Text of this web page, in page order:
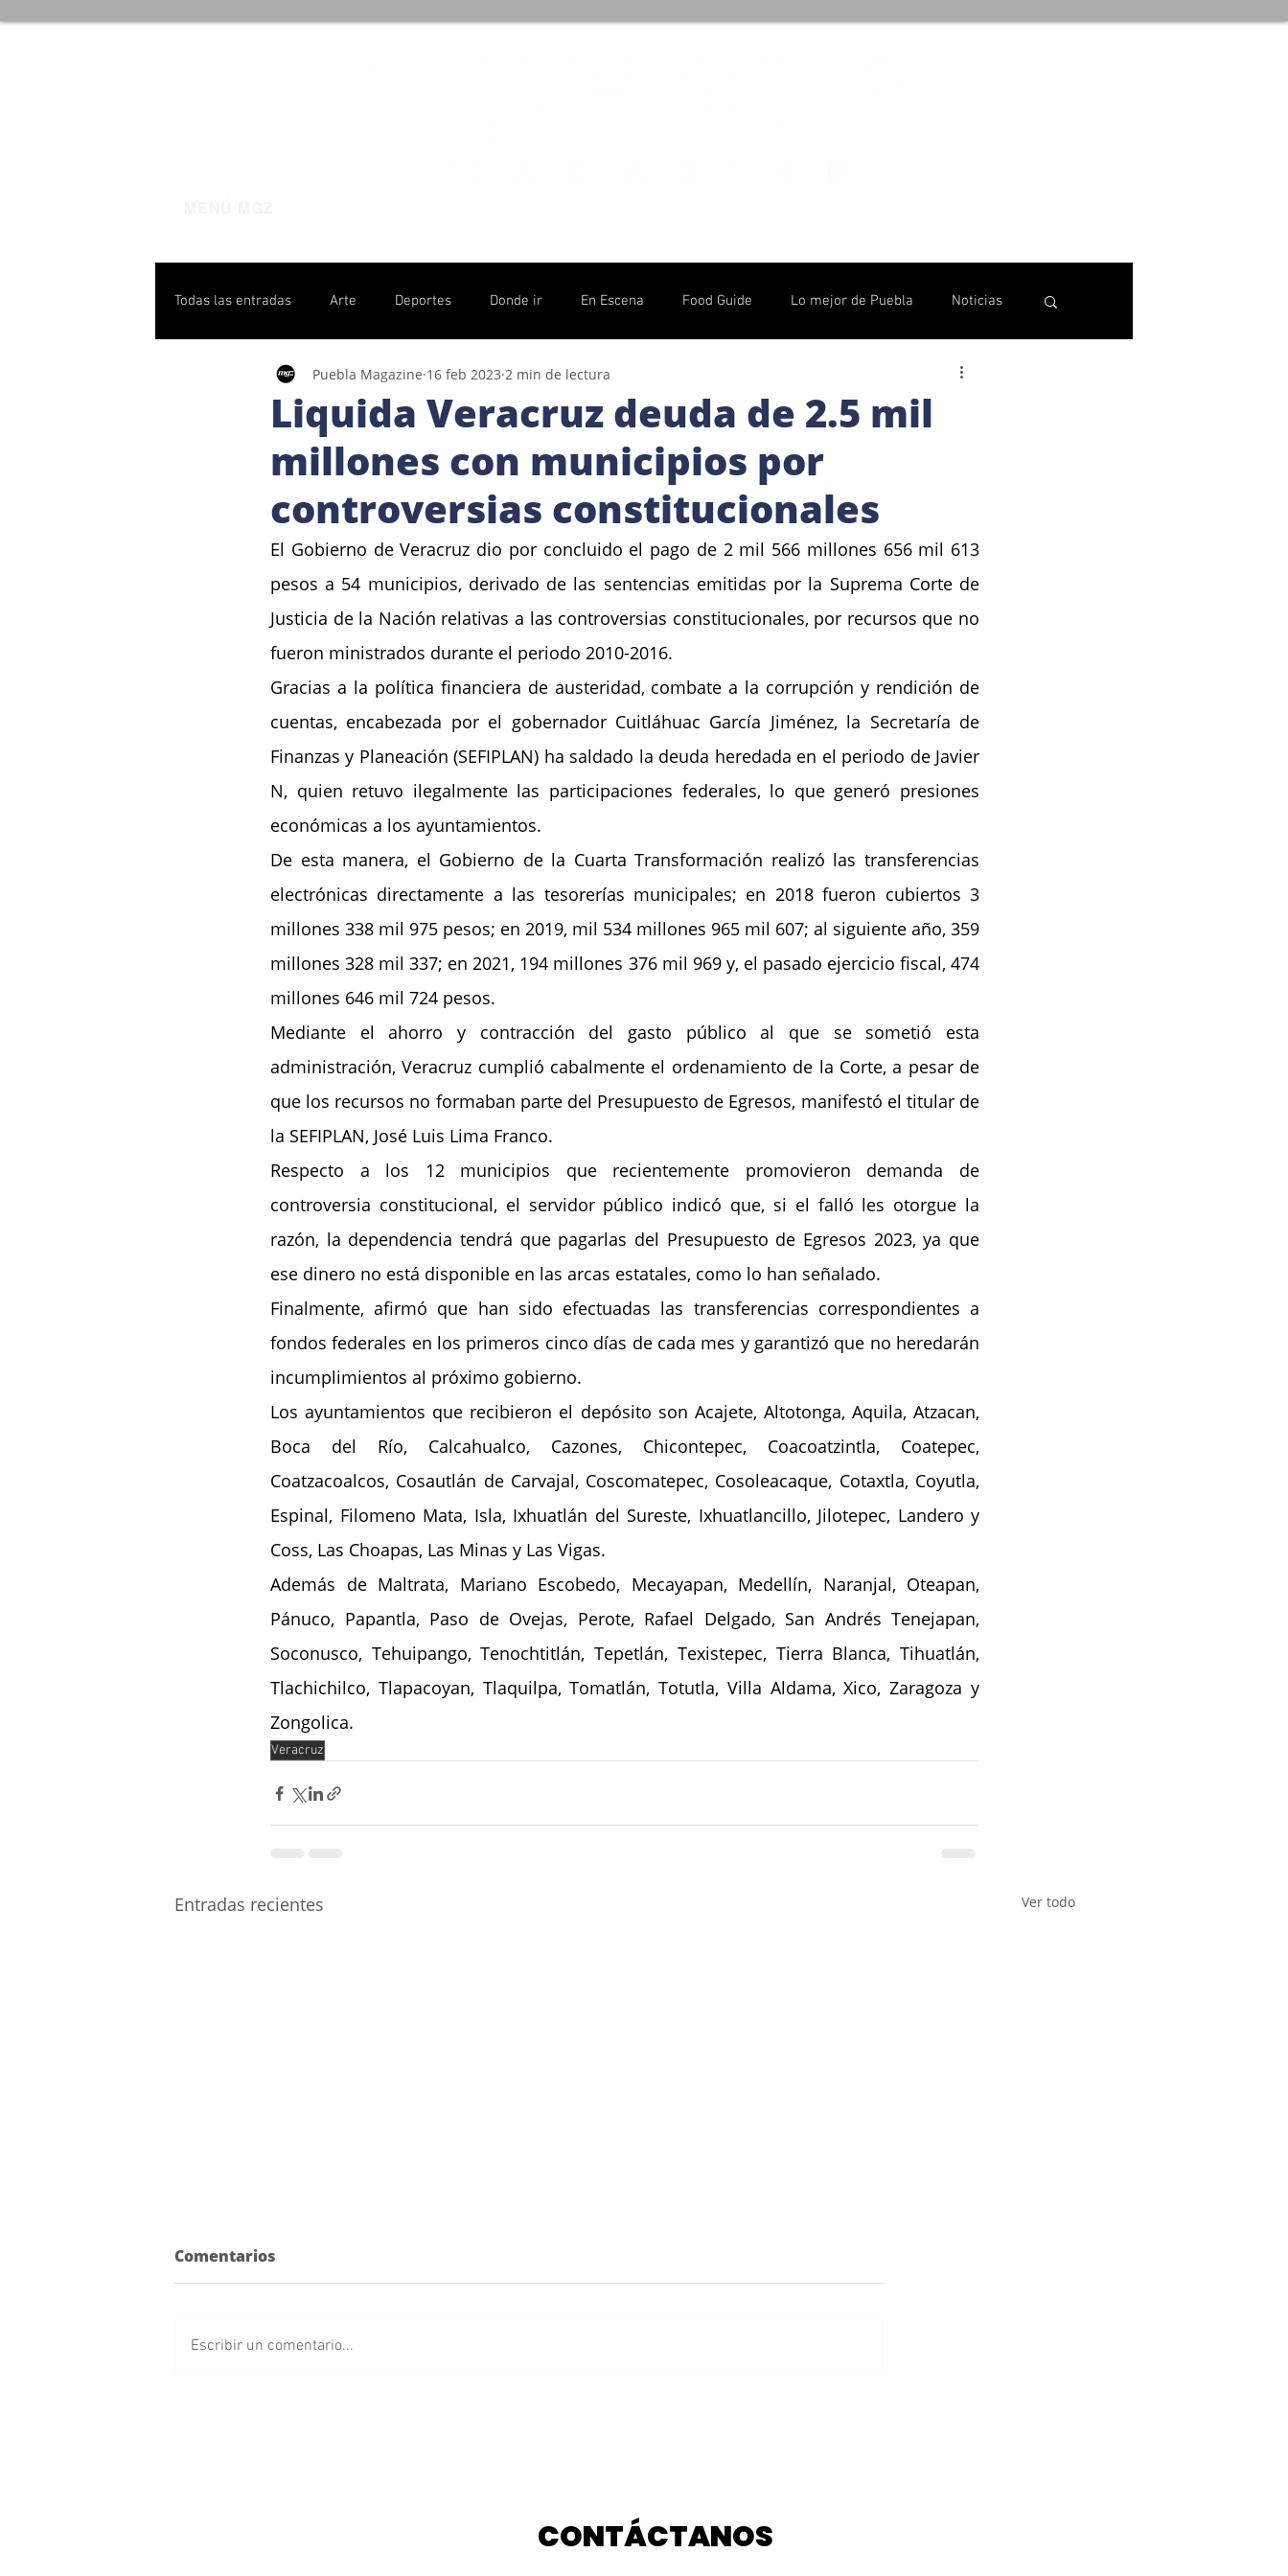
Todas las entradas Arte Deportes Donde ir En Escena Food Guide Lo mejor de Puebla Noticias
Poblanas destacadas Pulso Político
Liquida Veracruz deuda de 2.5 mil
millones con municipios por
controversias constitucionales
Puebla Magazine 16 feb 2023 2 min de lectura
El Gobierno de Veracruz dio por concluido el pago de 2 mil 566 millones 656 mil 613
pesos a 54 municipios, derivado de las sentencias emitidas por la Suprema Corte de
Justicia de la Nación relativas a las controversias constitucionales, por recursos que no
fueron ministrados durante el periodo 2010-2016.
Gracias a la política financiera de austeridad, combate a la corrupción y rendición de
cuentas, encabezada por el gobernador Cuitláhuac García Jiménez, la Secretaría de
Finanzas y Planeación (SEFIPLAN) ha saldado la deuda heredada en el periodo de Javier
N, quien retuvo ilegalmente las participaciones federales, lo que generó presiones
económicas a los ayuntamientos.
De esta manera, el Gobierno de la Cuarta Transformación realizó las transferencias
electrónicas directamente a las tesorerías municipales; en 2018 fueron cubiertos 3
millones 338 mil 975 pesos; en 2019, mil 534 millones 965 mil 607; al siguiente año, 359
millones 328 mil 337; en 2021, 194 millones 376 mil 969 y, el pasado ejercicio fiscal, 474
millones 646 mil 724 pesos.
Mediante el ahorro y contracción del gasto público al que se sometió esta
administración, Veracruz cumplió cabalmente el ordenamiento de la Corte, a pesar de
que los recursos no formaban parte del Presupuesto de Egresos, manifestó el titular de
la SEFIPLAN, José Luis Lima Franco.
Respecto a los 12 municipios que recientemente promovieron demanda de
controversia constitucional, el servidor público indicó que, si el falló les otorgue la
razón, la dependencia tendrá que pagarlas del Presupuesto de Egresos 2023, ya que
ese dinero no está disponible en las arcas estatales, como lo han señalado.
Finalmente, afirmó que han sido efectuadas las transferencias correspondientes a
fondos federales en los primeros cinco días de cada mes y garantizó que no heredarán
incumplimientos al próximo gobierno.
Los ayuntamientos que recibieron el depósito son Acajete, Altotonga, Aquila, Atzacan,
Boca del Río, Calcahualco, Cazones, Chicontepec, Coacoatzintla, Coatepec,
Coatzacoalcos, Cosautlán de Carvajal, Coscomatepec, Cosoleacaque, Cotaxtla, Coyutla,
Espinal, Filomeno Mata, Isla, Ixhuatlán del Sureste, Ixhuatlancillo, Jilotepec, Landero y
Coss, Las Choapas, Las Minas y Las Vigas.
Además de Maltrata, Mariano Escobedo, Mecayapan, Medellín, Naranjal, Oteapan,
Pánuco, Papantla, Paso de Ovejas, Perote, Rafael Delgado, San Andrés Tenejapan,
Soconusco, Tehuipango, Tenochtitlán, Tepetlán, Texistepec, Tierra Blanca, Tihuatlán,
Tlachichilco, Tlapacoyan, Tlaquilpa, Tomatlán, Totutla, Villa Aldama, Xico, Zaragoza y
Zongolica.
Veracruz
Entradas recientes Ver todo
Comentarios
Escribir un comentario...
CONTÁCTANOS